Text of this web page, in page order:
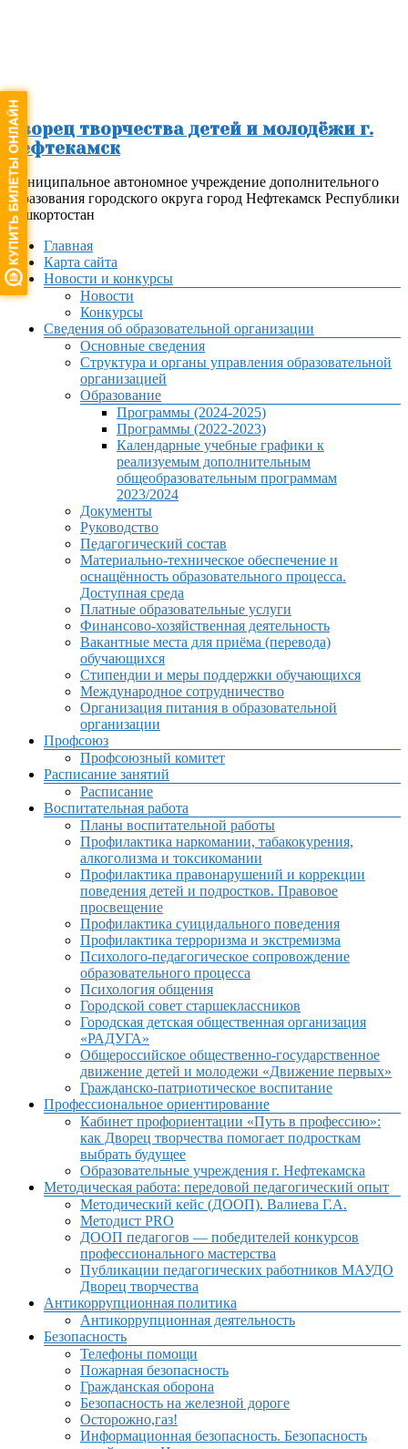
Дворец творчества детей и молодёжи г.
Нефтекамск
Муниципальное автономное учреждение дополнительного
образования городского округа город Нефтекамск Республики
Башкортостан
МенюГлавная
Карта сайта
Новости и конкурсы
Новости
Конкурсы
Сведения об образовательной организации
Основные сведения
Структура и органы управления образовательной
организацией
Образование
Программы (2024-2025)
Программы (2022-2023)
Календарные учебные графики к
реализуемым дополнительным
общеобразовательным программам
2023/2024
Документы
Руководство
Педагогический состав
Материально-техническое обеспечение и
оснащённость образовательного процесса.
Доступная среда
Платные образовательные услуги
Финансово-хозяйственная деятельность
Вакантные места для приёма (перевода)
обучающихся
Стипендии и меры поддержки обучающихся
Международное сотрудничество
Организация питания в образовательной
организации
Профсоюз
Профсоюзный комитет
Расписание занятий
Расписание
Воспитательная работа
Планы воспитательной работы
Профилактика наркомании, табакокурения,
алкоголизма и токсикомании
Профилактика правонарушений и коррекции
поведения детей и подростков. Правовое
просвещение
Профилактика суицидального поведения
Профилактика терроризма и экстремизма
Психолого-педагогическое сопровождение
образовательного процесса
Психология общения
Городской совет старшеклассников
Городская детская общественная организация
«РАДУГА»
Общероссийское общественно-государственное
движение детей и молодежи «Движение первых»
Гражданско-патриотическое воспитание
Профессиональное ориентирование
Кабинет профориентации «Путь в профессию»:
как Дворец творчества помогает подросткам
выбрать будущее
Образовательные учреждения г. Нефтекамска
Методическая работа: передовой педагогический опыт
Методический кейс (ДООП). Валиева Г.А.
Методист PRO
ДООП педагогов — победителей конкурсов
профессионального мастерства
Публикации педагогических работников МАУДО
Дворец творчества
Антикоррупционная политика
Антикоррупционная деятельность
Безопасность
Телефоны помощи
Пожарная безопасность
Гражданская оборона
Безопасность на железной дороге
Осторожно,газ!
Информационная безопасность. Безопасность